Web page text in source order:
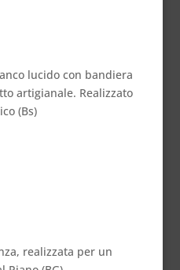
lucido con bandiera
artigianale. Realizzato
(Bs)
realizzata per un